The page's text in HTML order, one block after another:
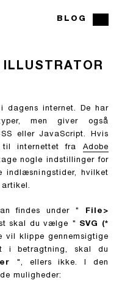
BLOG
dagens internet. De har
men giver også
eller JavaScript. Hvis
til internettet fra Adobe
nogle indstillinger for
indlæsningstider, hvilket
findes under "
File>
skal du vælge " SVG (*
vil klippe gennemsigtige
i betragtning, skal du
", ellers ikke. I den
muligheder: